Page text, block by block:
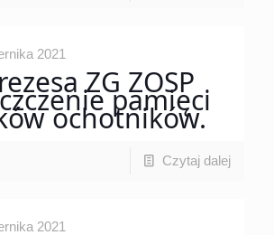
2021
ZG ZOSP
pamięci
ochotników.
Czytaj dalej
2021